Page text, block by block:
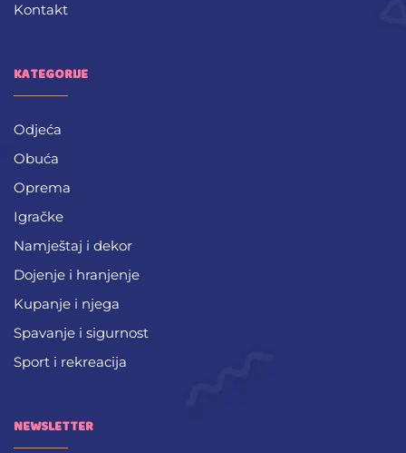
Kontakt
KATEGORIJE
Odjeća
Obuća
Oprema
Igračke
Namještaj i dekor
Dojenje i hranjenje
Kupanje i njega
Spavanje i sigurnost
Sport i rekreacija
NEWSLETTER